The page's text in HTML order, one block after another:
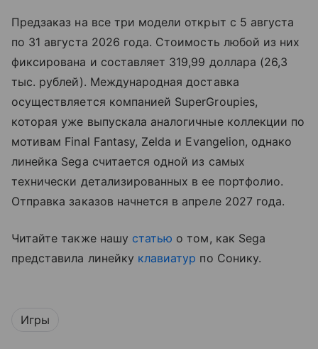
Предзаказ на все три модели открыт с 5 августа
по 31 августа 2026 года. Стоимость любой из них
фиксирована и составляет 319,99 доллара (26,3
тыс. рублей). Международная доставка
осуществляется компанией SuperGroupies,
которая уже выпускала аналогичные коллекции по
мотивам Final Fantasy, Zelda и Evangelion, однако
линейка Sega считается одной из самых
технически детализированных в ее портфолио.
Отправка заказов начнется в апреле 2027 года.
Читайте также нашу статью о том, как Sega
представила линейку клавиатур по Сонику.
Игры